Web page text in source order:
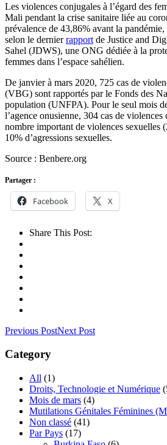
Les violences conjugales à l’égard des
Mali pendant la crise sanitaire liée au
prévalence de 43,86% avant la
selon le dernierrapport de Justice and
Sahel (JDWS), une ONG dédiée à la
femmes dans l’espace sahélien.
De janvier à mars 2020, 725 cas de
(VBG) sont rapportés par le Fonds des
population (UNFPA). Pour le seul mois
l’agence onusienne, 304 cas de
nombre important de violences sexuelles
10% d’agressions sexuelles.
Source : Benbere.org
Partager :
Facebook X
Share This Post:
Previous PostNext Post
Category
All (1)
Droits, Technologie et Numérique
Mois de mars (4)
Mutilations Génitales Féminines
Non classé (41)
Par Pays (17)